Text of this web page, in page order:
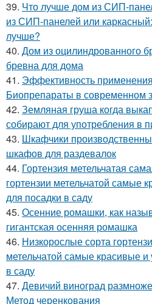
39. Что лучше дом из СИП-
из СИП-панелей или
лучше?
40. Дом из оцилиндрованного
бревна для дома
41. Эффективность
Биопрепараты в современном
42. Земляная груша когда
собирают для употребления в
43. Шкафчики
шкафов для раздевалок
44. Гортензия метельчатая
гортензии метельчатой самые
для посадки в саду
45. Осенние ромашки, как
гигантская осенняя ромашка
46. Низкорослые сорта
метельчатой самые красивые
в саду
47. Девичий виноград
Метод черенкования